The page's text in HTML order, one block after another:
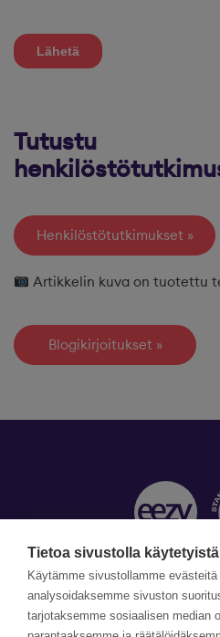
Tutustu
Henkilöstötutkimukset
Artikkelin kuva on tuotettu
Blogikirjoitukset
Tietoa sivustolla
Käytämme sivustollamme
analysoidaksemme sivuston
tarjotaksemme sosiaalisen median